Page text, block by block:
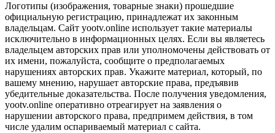
Логотипы (изображения, товарные знаки) прошедшие
официальную регистрацию, принадлежат их законным
владельцам. Сайт yootv.online использует такие материалы
исключительно в информационных целях. Если вы являетесь
владельцем авторских прав или уполномочены действовать от
их имени, пожалуйста, сообщите о предполагаемых
нарушениях авторских прав. Укажите материал, который, по
вашему мнению, нарушает авторские права, предъявив
убедительные доказательства. После получения уведомления,
yootv.online оперативно отреагирует на заявления о
нарушении авторского права, предпримем действия, в том
числе удалим оспариваемый материал с сайта.